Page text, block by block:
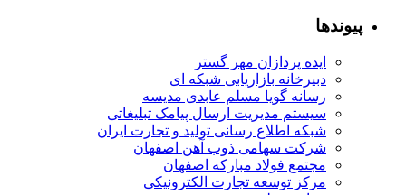
پیوندها
ایده پردازان مهر گستر
دبیرخانه بازاریابی شبکه ای
رسانه گویا مسلم عابدی مدیسه
سیستم مدیریت ارسال پیامک تبلیغاتی
شبکه اطلاع رسانی تولید و تجارت ایران
شرکت سهامی ذوب آهن اصفهان
مجتمع فولاد مبارکه اصفهان
مرکز توسعه تجارت الکترونیکی